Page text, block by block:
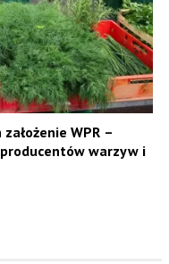
WPR –
warzyw i